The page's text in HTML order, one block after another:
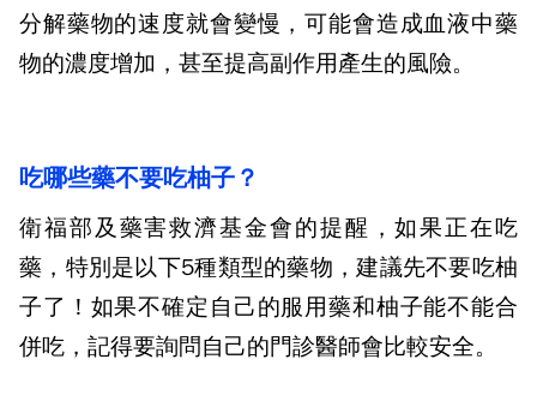
分解藥物的速度就會變慢，可能會造成血液中藥
物的濃度增加，甚至提高副作用產生的風險。
吃哪些藥不要吃柚子？
衛福部及藥害救濟基金會的提醒，如果正在吃
藥，特別是以下5種類型的藥物，建議先不要吃柚
子了！如果不確定自己的服用藥和柚子能不能合
併吃，記得要詢問自己的門診醫師會比較安全。